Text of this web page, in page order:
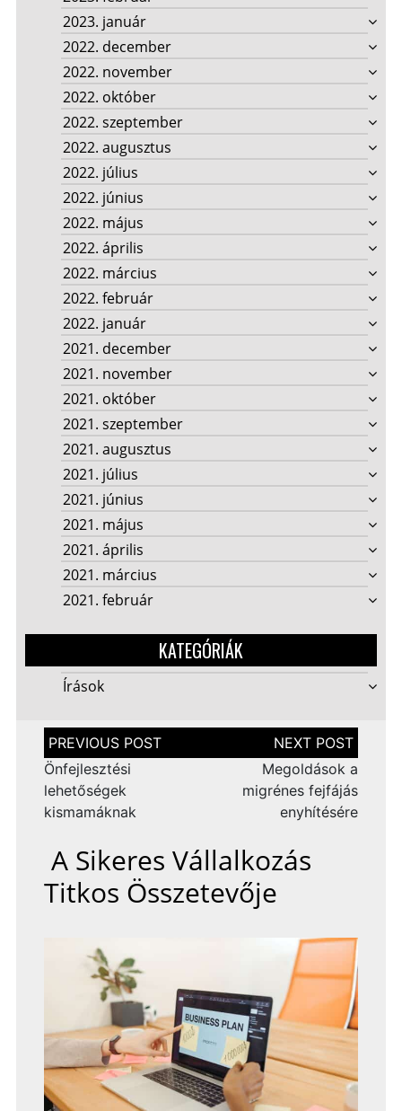
2023. január
2022. december
2022. november
2022. október
2022. szeptember
2022. augusztus
2022. július
2022. június
2022. május
2022. április
2022. március
2022. február
2022. január
2021. december
2021. november
2021. október
2021. szeptember
2021. augusztus
2021. július
2021. június
2021. május
2021. április
2021. március
2021. február
KATEGÓRIÁK
Írások
Bejegyzés
navigáció
Önfejlesztési
lehetőségek
kismamáknak
Megoldások a
migrénes fejfájás
enyhítésére
A Sikeres Vállalkozás
Titkos Összetevője